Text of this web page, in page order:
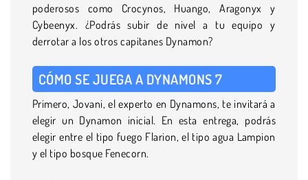
poderosos como Crocynos, Huango, Aragonyx y
Cybeenyx. ¿Podrás subir de nivel a tu equipo y
derrotar a los otros capitanes Dynamon?
CÓMO SE JUEGA A DYNAMONS 7
Primero, Jovani, el experto en Dynamons, te invitará a
elegir un Dynamon inicial. En esta entrega, podrás
elegir entre el tipo fuego Flarion, el tipo agua Lampion
y el tipo bosque Fenecorn.